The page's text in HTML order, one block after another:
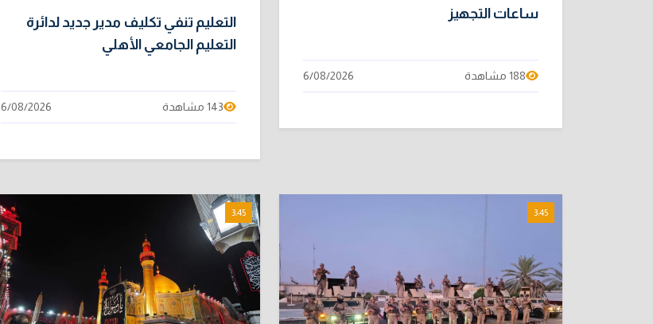
ساعات التجهيز
188 مشاهدة 6/08/2026
التعليم تنفي تكليف مدير جديد لدائرة
التعليم الجامعي الأهلي
143 مشاهدة 6/08/2026
3:45
3:45